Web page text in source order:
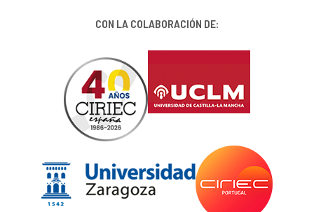
CON LA COLABORACIÓN DE: